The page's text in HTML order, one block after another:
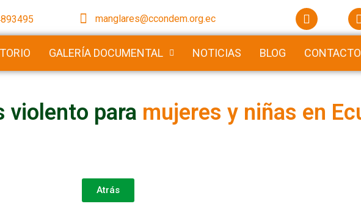
manglares@ccondem.org.ec
GALERÍA DOCUMENTAL NOTICIAS BLOG CONTACTO
violento para mujeres y niñas en
Atrás